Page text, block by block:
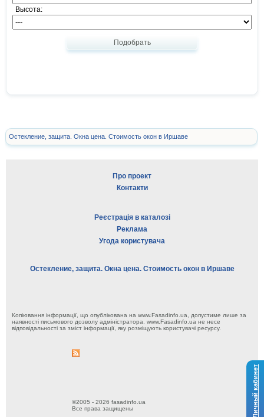
Личный кабинет
Высота:
Подобрать
Остекление, защита. Окна цена. Стоимость окон в Иршаве
Про проект
Контакти
Реєстрація в каталозі
Реклама
Угода користувача
Остекление, защита. Окна цена. Стоимость окон в Иршаве
Копіювання інформації, що опублікована на www.Fasadinfo.ua, допустиме лише за
наявності письмового дозволу адміністратора. www.Fasadinfo.ua не несе
відповідальності за зміст інформації, яку розміщують користувачі ресурсу.
©2005 - 2026 fasadinfo.ua
Все права защищены